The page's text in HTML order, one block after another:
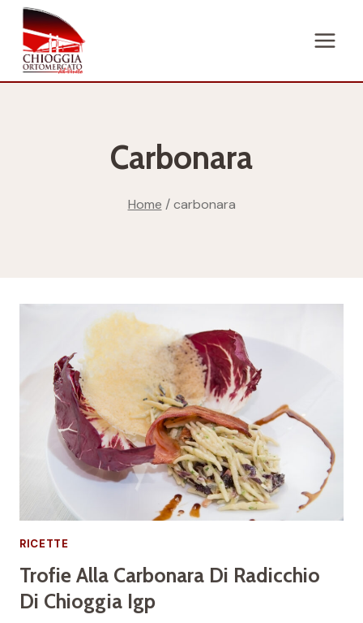
Salta
contenuto
Carbonara
Home / carbonara
RICETTE
Trofie Alla Carbonara Di Radicchio
Di Chioggia Igp